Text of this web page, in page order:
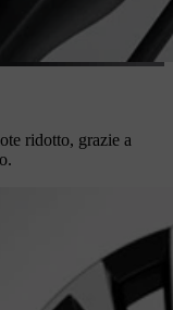
ridotto, grazie a